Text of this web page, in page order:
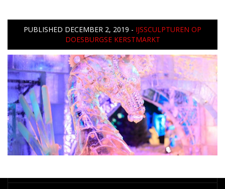
PUBLISHED DECEMBER 2, 2019 - IJSSCULPTUREN OP
DOESBURGSE KERSTMARKT